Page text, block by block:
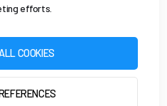
efforts.
COOKIES